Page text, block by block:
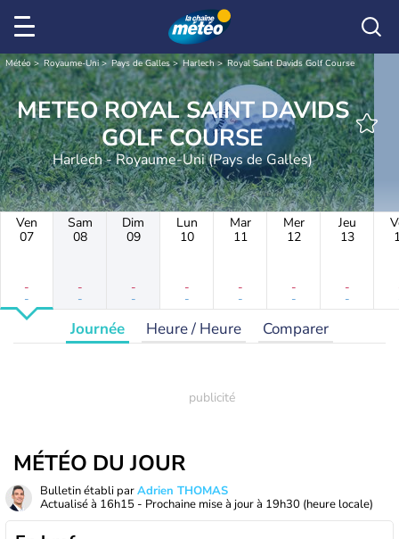
Météo Royaume-Uni Pays de Galles Harlech Royal Saint Davids Golf Course
METEO ROYAL SAINT DAVIDS
GOLF COURSE
Harlech - Royaume-Uni (Pays de Galles)
Ven
07
-
-
Sam
08
-
-
Dim
09
-
-
Lun
10
-
-
Mar
11
-
-
Mer
12
-
-
Jeu
13
-
-
Journée Heure / Heure Comparer
MÉTÉO DU JOUR
Bulletin établi parAdrien THOMAS
Actualisé à 16h15 - Prochaine mise à jour à 19h30 (heure locale)